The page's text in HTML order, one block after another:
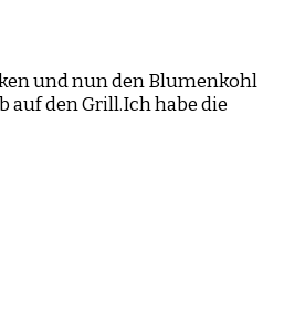
und nun den Blumenkohl
auf den Grill.Ich habe die